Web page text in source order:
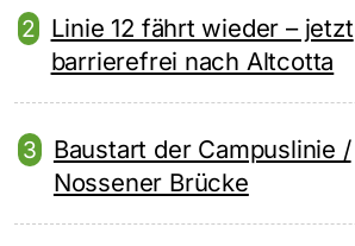
Linie 12 fährt wieder – jetzt
barrierefrei nach Altcotta
Baustart der Campuslinie /
Nossener Brücke